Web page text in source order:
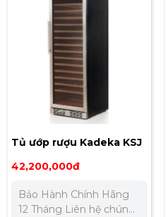
Tủ ướp rượu Kadeka KSJ
168EW
42,200,000đ
Bảo Hành Chính Hãng
12 Tháng Liên hệ chúng